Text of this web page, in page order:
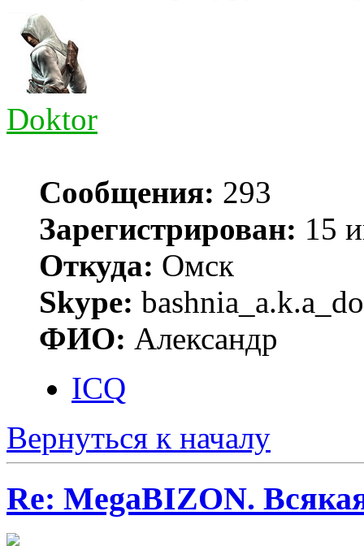
Doktor
Сообщения: 293
Зарегистрирован: 15
Откуда: Омск
Skype:
ФИО: Александр
ICQ
Вернуться к началу
Re: MegaBIZON.